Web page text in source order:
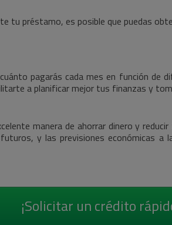
tu préstamo, es posible que puedas
pagarás cada mes en función
a planificar mejor tus finanzas y
manera de ahorrar dinero y
y las previsiones económicas a
¡Solicitar un crédito